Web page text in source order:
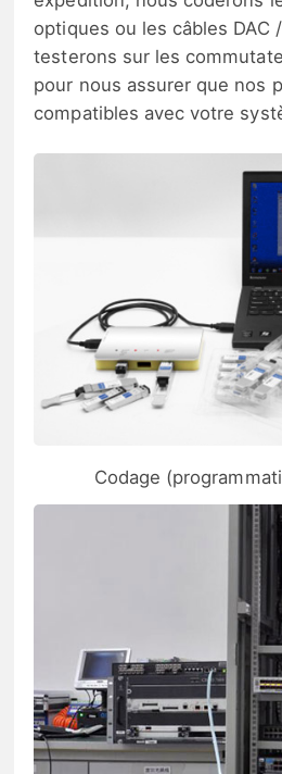
optiques ou les câbles DAC
testerons sur les
pour nous assurer que nos
compatibles avec votre
Codage